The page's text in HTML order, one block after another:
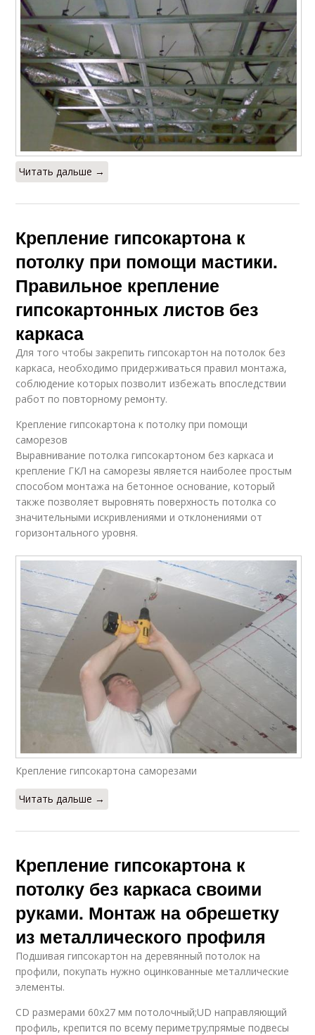
Читать дальше →
Крепление гипсокартона к
потолку при помощи мастики.
Правильное крепление
гипсокартонных листов без
каркаса
Для того чтобы закрепить гипсокартон на потолок без
каркаса, необходимо придерживаться правил монтажа,
соблюдение которых позволит избежать впоследствии
работ по повторному ремонту.
Крепление гипсокартона к потолку при помощи
саморезов
Выравнивание потолка гипсокартоном без каркаса и
крепление ГКЛ на саморезы является наиболее простым
способом монтажа на бетонное основание, который
также позволяет выровнять поверхность потолка со
значительными искривлениями и отклонениями от
горизонтального уровня.
Крепление гипсокартона саморезами
Читать дальше →
Крепление гипсокартона к
потолку без каркаса своими
руками. Монтаж на обрешетку
из металлического профиля
Подшивая гипсокартон на деревянный потолок на
профили, покупать нужно оцинкованные металлические
элементы.
CD размерами 60х27 мм потолочный;UD направляющий
профиль, крепится по всему периметру;прямые подвесы